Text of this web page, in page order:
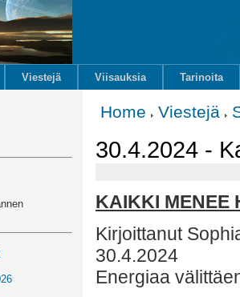
Viestejä Viisauksia Tarinoita
Home Viestejä
30.4.2024 -
KAIKKI MENEE
Kirjoittanut
30.4.2024
Energiaa